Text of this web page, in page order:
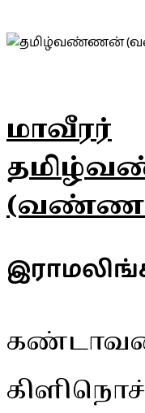
மாவீரர்